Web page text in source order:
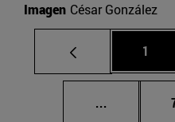
Imagen César González
1
... Páginas